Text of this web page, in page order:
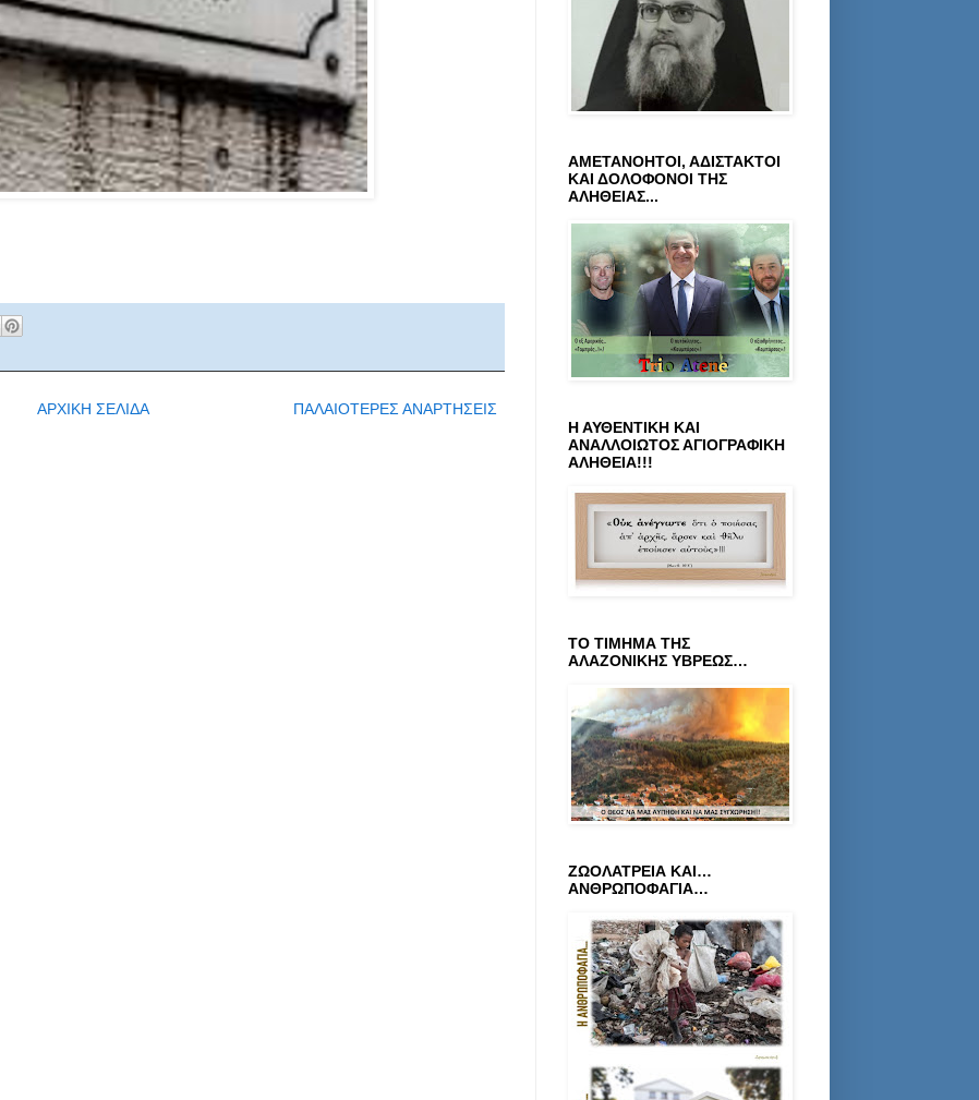
ΠΑΛΑΙΟΤΕΡΕΣ ΑΝΑΡΤΗΣΕΙΣ
ΑΡΧΙΚΗ ΣΕΛΙΔΑ
ΑΜΕΤΑΝΟΗΤΟΙ, ΑΔΙΣΤΑΚΤΟΙ
ΚΑΙ ΔΟΛΟΦΟΝΟΙ ΤΗΣ
ΑΛΗΘΕΙΑΣ...
Η ΑΥΘΕΝΤΙΚΗ ΚΑΙ
ΑΝΑΛΛΟΙΩΤΟΣ ΑΓΙΟΓΡΑΦΙΚΗ
ΑΛΗΘΕΙΑ!!!
ΤΟ ΤΙΜΗΜΑ ΤΗΣ
ΑΛΑΖΟΝΙΚΗΣ ΥΒΡΕΩΣ…
ΖΩΟΛΑΤΡΕΙΑ ΚΑΙ…
ΑΝΘΡΩΠΟΦΑΓΙΑ…